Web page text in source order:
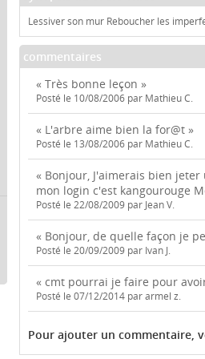
Lessiver son mur Reboucher les
commentaires
« Très bonne leçon »
Posté le 10/08/2006 par Mathieu C.
« L'arbre aime bien la for@t »
Posté le 13/08/2006 par Mathieu C.
« Bonjour, J'aimerais bien
mon login c'est kangourouge
Posté le 22/08/2009 par Jean V.
« Bonjour, de quelle façon je
Posté le 20/09/2009 par Ivan J.
« cmt pourrai je faire pour
Posté le 07/12/2014 par armel z.
Pour ajouter un commentaire,